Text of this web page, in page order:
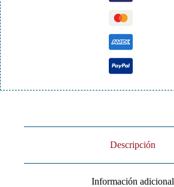
Descripción
Información adicional